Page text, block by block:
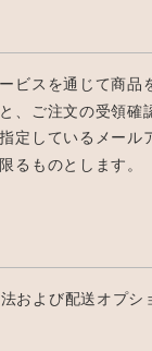
ビスを通じて商品
、ご注文の受領
定しているメー
るものとします。
および配送オプ